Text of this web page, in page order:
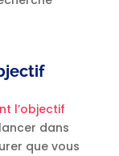
l’objectif
dans
que vous